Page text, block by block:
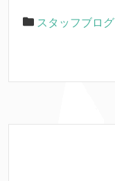
スタッフブログ